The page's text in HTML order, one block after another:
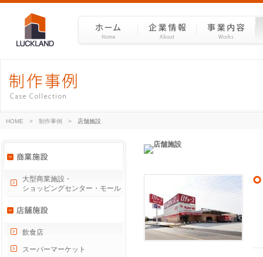
HOME > 制作事例 > 店舗施設
大型商業施設・
ショッピングセンター・モール
飲食店
スーパーマーケット